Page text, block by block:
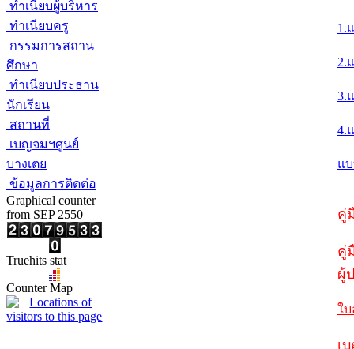
ทำเนียบผู้บริหาร
ทำเนียบครู
กรรมการสถาน
ศึกษา
ทำเนียบประธาน
นักเรียน
สถานที่
เบญจมฯศูนย์
บางเตย
ข้อมูลการติดต่อ
Graphical counter
from SEP 2550
Truehits stat
Counter Map
1.
2.
3.
4.
แ
คู่
คู่
ผู้
ใ
เ